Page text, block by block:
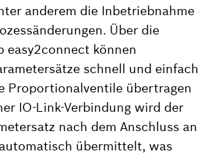
anderem die Inbetriebnahme
Über die
easy2connect können
schnell und einfach
Proportionalventile übertragen
IO-Link-Verbindung wird der
nach dem Anschluss an
übermittelt, was